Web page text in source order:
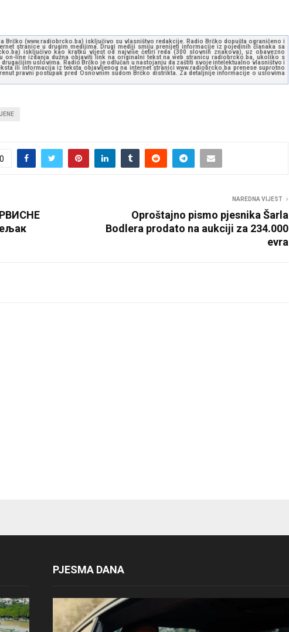
Brčko (www.radiobrcko.ba) isključivo su vlasništvo redakcije. Radio Brčko dopušta ograničeno i
stranice u drugim medijima. Drugi mediji smiju prenijeti informacije iz pojedinih članaka sa
isključivo kao kratku vijest od najviše četiri reda (300 slovnih znakova), uz obavezno
on-line izdanja dužna objaviti link na originalni tekst na web stranicu radiobrcko.ba, ukoliko s
uslovima. Radio Brčko je odlučan u nastojanju da zaštiti svoje intelektualno vlasništvo i
ili informacija iz teksta objavljenog na internet stranici www.radiobrcko.ba prenese suprotno
pravni postupak pred Osnovnim sudom Brčko distrikta. Za detaljnije informacije o uslovima
0
NAREDNA VIJEST
Oproštajno pismo pjesnika Šarla
Bodlera prodato na aukciji za 234.000
evra
PJESMA DANA